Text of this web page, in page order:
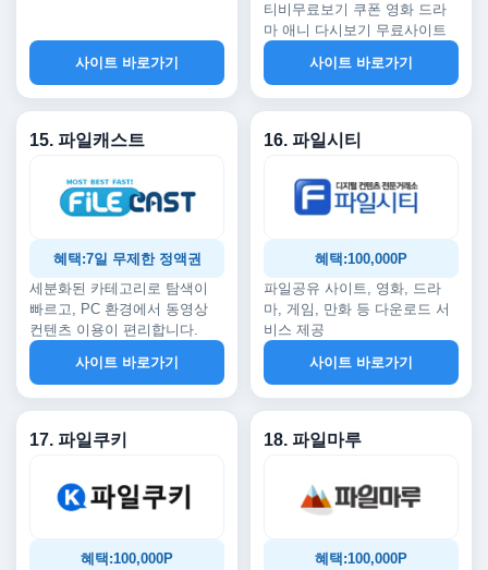
사이트 바로가기
티비무료보기 쿠폰 영화 드라
마 애니 다시보기 무료사이트
사이트 바로가기
15. 파일캐스트
혜택:7일 무제한 정액권
세분화된 카테고리로 탐색이
빠르고, PC 환경에서 동영상
컨텐츠 이용이 편리합니다.
사이트 바로가기
16. 파일시티
혜택:100,000P
파일공유 사이트, 영화, 드라
마, 게임, 만화 등 다운로드 서
비스 제공
사이트 바로가기
17. 파일쿠키
혜택:100,000P
18. 파일마루
혜택:100,000P